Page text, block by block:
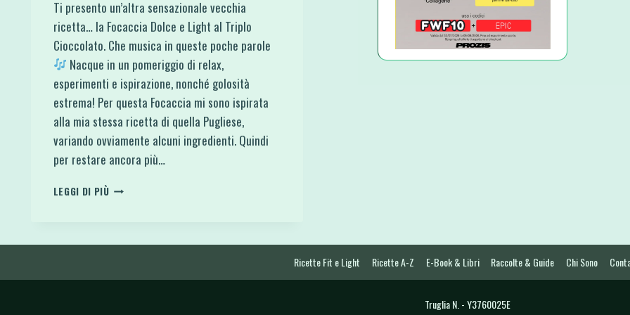
Ti presento un’altra sensazionale vecchia
ricetta… la Focaccia Dolce e Light al Triplo
Cioccolato. Che musica in queste poche parole
Nacque in un pomeriggio di relax,
esperimenti e ispirazione, nonché golosità
estrema! Per questa Focaccia mi sono ispirata
alla mia stessa ricetta di quella Pugliese,
variando ovviamente alcuni ingredienti. Quindi
per restare ancora più…
LEGGI DI PIÙFOCACCIA
AL
Ricette Fit e Light Ricette A-Z E-Book & Libri Raccolte & Guide Chi Sono
Truglia N. - Y3760025E